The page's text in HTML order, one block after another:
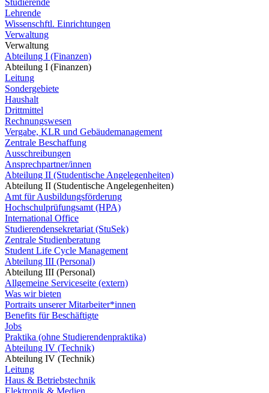
Studierende
Lehrende
Wissenschftl. Einrichtungen
Verwaltung
Verwaltung
Abteilung I (Finanzen)
Abteilung I (Finanzen)
Leitung
Sondergebiete
Haushalt
Drittmittel
Rechnungswesen
Vergabe, KLR und Gebäudemanagement
Zentrale Beschaffung
Ausschreibungen
Ansprechpartner/innen
Abteilung II (Studentische Angelegenheiten)
Abteilung II (Studentische Angelegenheiten)
Amt für Ausbildungsförderung
Hochschulprüfungsamt (HPA)
International Office
Studierendensekretariat (StuSek)
Zentrale Studienberatung
Student Life Cycle Management
Abteilung III (Personal)
Abteilung III (Personal)
Allgemeine Serviceseite (extern)
Was wir bieten
Portraits unserer Mitarbeiter*innen
Benefits für Beschäftigte
Jobs
Praktika (ohne Studierendenpraktika)
Abteilung IV (Technik)
Abteilung IV (Technik)
Leitung
Haus & Betriebstechnik
Elektronik & Medien